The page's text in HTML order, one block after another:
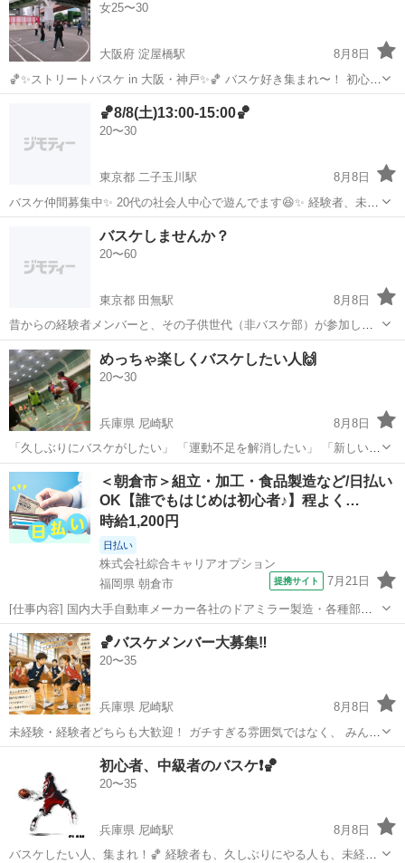
す。 【主な仕事内容】 ◆企業(お...
女25〜30
大阪府 淀屋橋駅
8月8日
🏀✨ストリートバスケ in 大阪・神戸✨🏀 バスケ好き集まれ〜！ 初心者
さんも経験者さんも大歓迎🙌 「ちょっと体を動かしたい」「気軽にバ
スケやってみたい」 そんな方にぴったりのストリートバスケイベント
です！ 📍開催場所：...
淀屋橋駅 バスケットボール
🏀8/8(土)13:00-15:00🏀
20〜30
東京都 二子玉川駅
8月8日
バスケ仲間募集中✨ 20代の社会人中心で遊んでます😆✨ 経験者、未経
験関係なく一緒にバスケできる人探してます🎶 気にる方はメッセージ
二子玉川駅
バスケしませんか？
20〜60
東京都 田無駅
8月8日
昔からの経験者メンバーと、その子供世代（非バスケ部）が参加して
いて不定期に活動していますが、その時々で初参加だったり、久々の
参加の人がいたりと割とオープンに活動しています。 激しいプレイは
ない（というか私含め50代もい...
東京 西東京市 田無駅 バスケットボール 不定期
めっちゃ楽しくバスケしたい人🙌
20〜30
兵庫県 尼崎駅
8月8日
「久しぶりにバスケがしたい」 「運動不足を解消したい」 「新しいコ
ミュニティに参加してみたい」 そんな方におすすめです😊 経験者の方
はもちろん、未経験の方やブランクのある方も大歓迎です！ 勝敗にこ
だわるようなガチガチの...
兵庫 尼崎市 尼崎駅 バスケットボール バスケ
＜朝倉市＞組立・加工・食品製造など/日払い
OK【誰でもはじめは初心者♪】程よく…
時給1,200円
日払い
株式会社綜合キャリアオプション
福岡県 朝倉市
提携サイト 7月21日
[仕事内容] 国内大手自動車メーカー各社のドアミラー製造・各種部品
の組付作業・全自動機、 半自動機導入・部品運搬等その他付随業務有
男女ともに活躍できる職場です。 工場内は空調設備も完備未経験から
スタートしている方多数研修体制...
福岡 朝倉市
🏀バスケメンバー大募集‼️
20〜35
兵庫県 尼崎駅
8月8日
未経験・経験者どちらも大歓迎！ ガチすぎる雰囲気ではなく、 みんな
で楽しく体を動かす感じです😊 男女ミックスで、1人参加も多め◎ 気
軽に参加してください🏀✨
尼崎市 尼崎駅 バスケットボール
初心者、中級者のバスケ❗️🏀
20〜35
兵庫県 尼崎駅
8月8日
バスケしたい人、集まれ！🏀 経験者も、久しぶりにやる人も、未経験